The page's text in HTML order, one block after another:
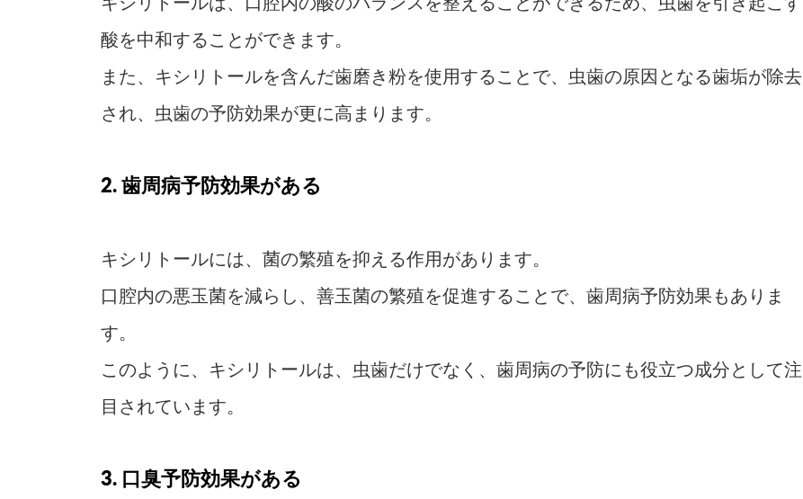
酸を中和することができます。
また、キシリトールを含んだ歯磨き粉を使用することで、虫歯の原因となる歯垢が除去
され、虫歯の予防効果が更に高まります。
2. 歯周病予防効果がある
キシリトールには、菌の繁殖を抑える作用があります。
口腔内の悪玉菌を減らし、善玉菌の繁殖を促進することで、歯周病予防効果もありま
す。
このように、キシリトールは、虫歯だけでなく、歯周病の予防にも役立つ成分として注
目されています。
3. 口臭予防効果がある